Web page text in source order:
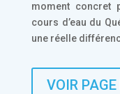
moment concret
cours d’eau du
une réelle
VOIR